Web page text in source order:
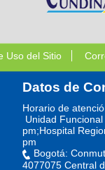
Uso del Sitio
Datos de
Horario de
Unidad
pm;Hospital
pm
Bogotá:
4077075 Central